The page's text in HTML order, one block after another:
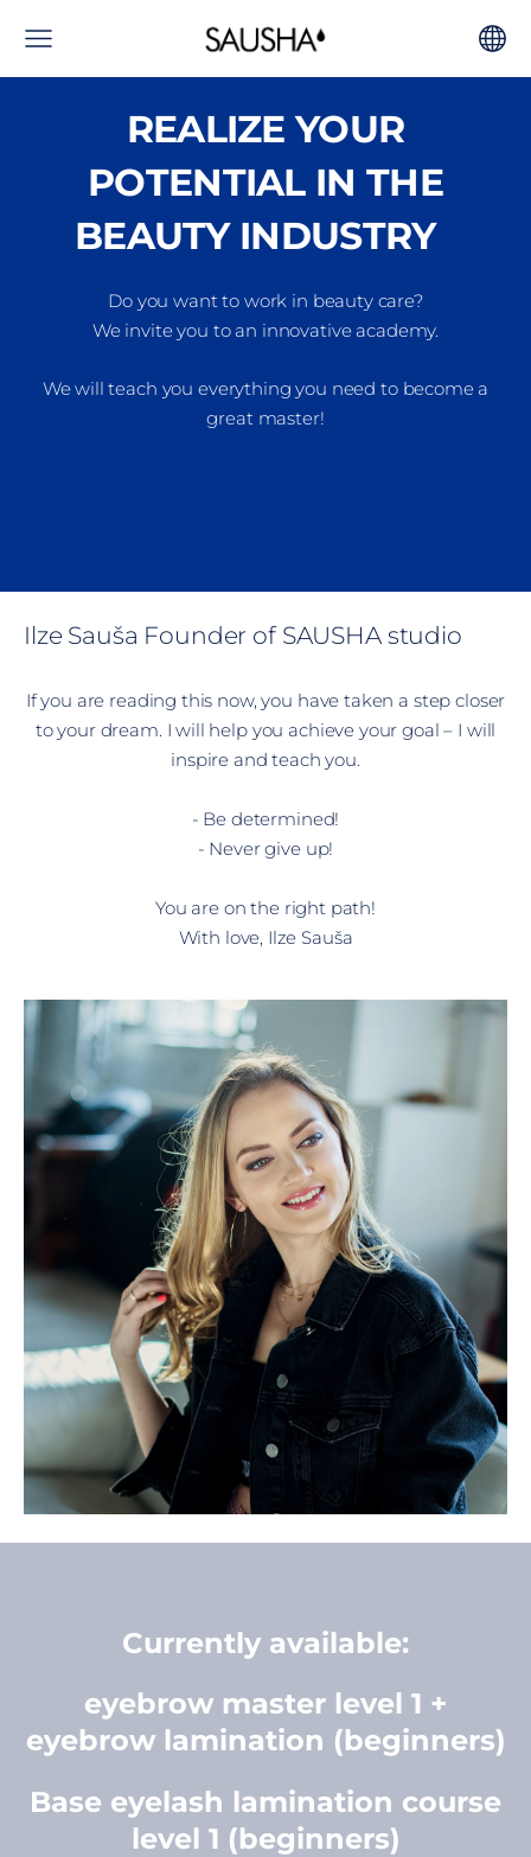
REALIZE YOUR
POTENTIAL IN THE
BEAUTY INDUSTRY
Do you want to work in beauty care?
We invite you to an innovative academy.
We will teach you everything you need to become a
great master!
Ilze Sauša Founder of SAUSHA studio
If you are reading this now, you have taken a step closer
to your dream. I will help you achieve your goal – I will
inspire and teach you.
- Be determined!
- Never give up!
You are on the right path!
With love, Ilze Sauša
Currently available:
eyebrow master level 1 +
eyebrow lamination (beginners)
Base eyelash lamination course
level 1 (beginners)